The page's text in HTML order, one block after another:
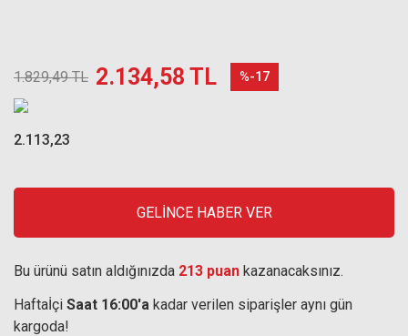
1.829,49 TL 2.134,58 TL %-17
2.113,23
GELİNCE HABER VER
Bu ürünü satın aldığınızda 213 puan kazanacaksınız.
Haftaİçi Saat 16:00'a kadar verilen siparişler aynı gün
kargoda!